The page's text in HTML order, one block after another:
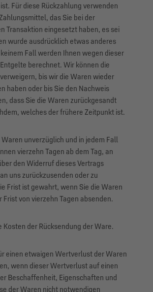
Für diese Rückzahlung verwenden
das Sie bei der
Transaktion eingesetzt haben, es sei
wurde ausdrücklich etwas anderes
Fall werden Ihnen wegen dieser
berechnet. Wir können die
bis wir die Waren wieder
haben oder bis Sie den Nachweis
dass Sie die Waren zurückgesandt
welches der frühere Zeitpunkt ist.
Waren unverzüglich und in jedem Fall
vierzehn Tagen ab dem Tag, an
den Widerruf dieses Vertrags
uns zurückzusenden oder zu
Frist ist gewahrt, wenn Sie die Waren
Frist von vierzehn Tagen absenden.
Kosten der Rücksendung der Ware.
einen etwaigen Wertverlust der Waren
wenn dieser Wertverlust auf einen
Beschaffenheit, Eigenschaften und
der Waren nicht notwendigen